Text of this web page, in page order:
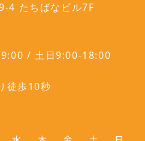
4 たちばなビル7F
/ 土日9:00-18:00
徒歩10秒